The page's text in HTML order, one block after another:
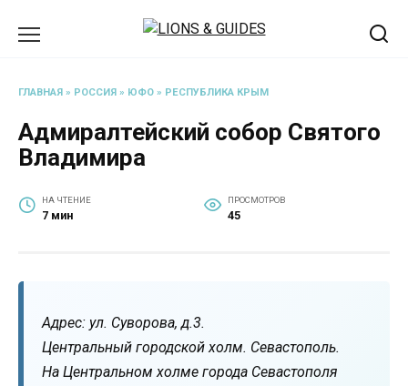
ГЛАВНАЯ » РОССИЯ » ЮФО » РЕСПУБЛИКА КРЫМ
Адмиралтейский собор Святого
Владимира
НА ЧТЕНИЕ
7 мин
ПРОСМОТРОВ
45
Адрес: ул. Суворова, д.3.
Центральный городской холм. Севастополь.
На Центральном холме города Севастополя